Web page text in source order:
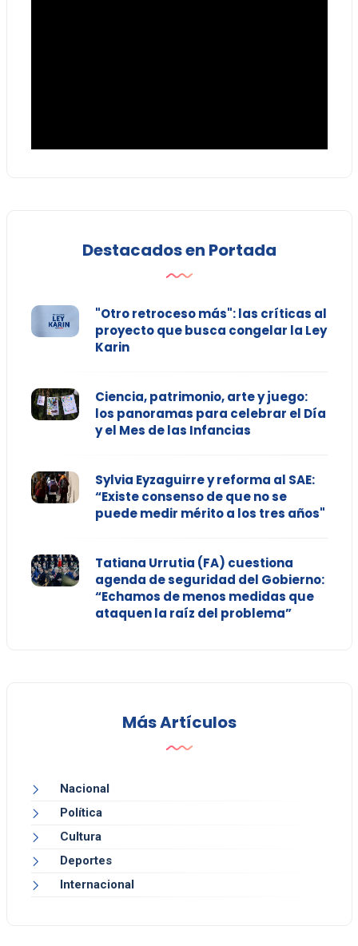
Destacados en Portada
"Otro retroceso más": las críticas al
proyecto que busca congelar la Ley
Karin
Ciencia, patrimonio, arte y juego:
los panoramas para celebrar el Día
y el Mes de las Infancias
Sylvia Eyzaguirre y reforma al SAE:
“Existe consenso de que no se
puede medir mérito a los tres años"
Tatiana Urrutia (FA) cuestiona
agenda de seguridad del Gobierno:
“Echamos de menos medidas que
ataquen la raíz del problema”
Más Artículos
Nacional
Política
Cultura
Deportes
Internacional